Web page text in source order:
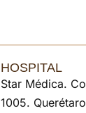
HOSPITAL
Star Médica.
1005. Querétaro